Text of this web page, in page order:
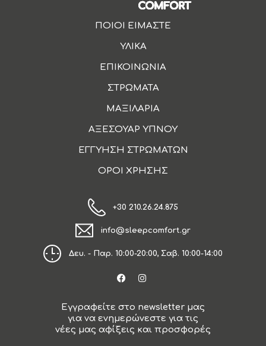
ΠΟΙΟΙ ΕΙΜΑΣΤΕ
ΥΛΙΚΑ
ΕΠΙΚΟΙΝΩΝΙΑ
ΣΤΡΩΜΑΤΑ
ΜΑΞΙΛΑΡΙΑ
ΑΞΕΣΟΥΑΡ ΥΠΝΟΥ
ΕΓΓΥΗΣΗ ΣΤΡΩΜΑΤΩΝ
ΟΡΟΙ ΧΡΗΣΗΣ
+30 210.26.24.875
info@sleepcomfort.gr
Δευ. - Παρ. 10:00-20:00, Σαβ. 10:00-14:00
Εγγραφείτε στο newsletter μας
για να ενημερώνεστε για τις
νέες μας αφίξεις και προσφορές